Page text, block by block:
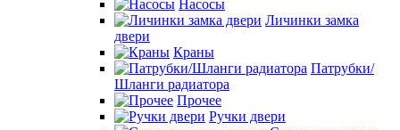
Насосы
Личинки замка
двери
Краны
Патрубки/
Шланги радиатора
Прочее
Ручки двери